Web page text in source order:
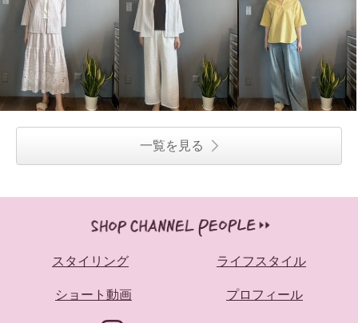
一覧を見る
スタイリング ライフスタイル
ショート動画 プロフィール